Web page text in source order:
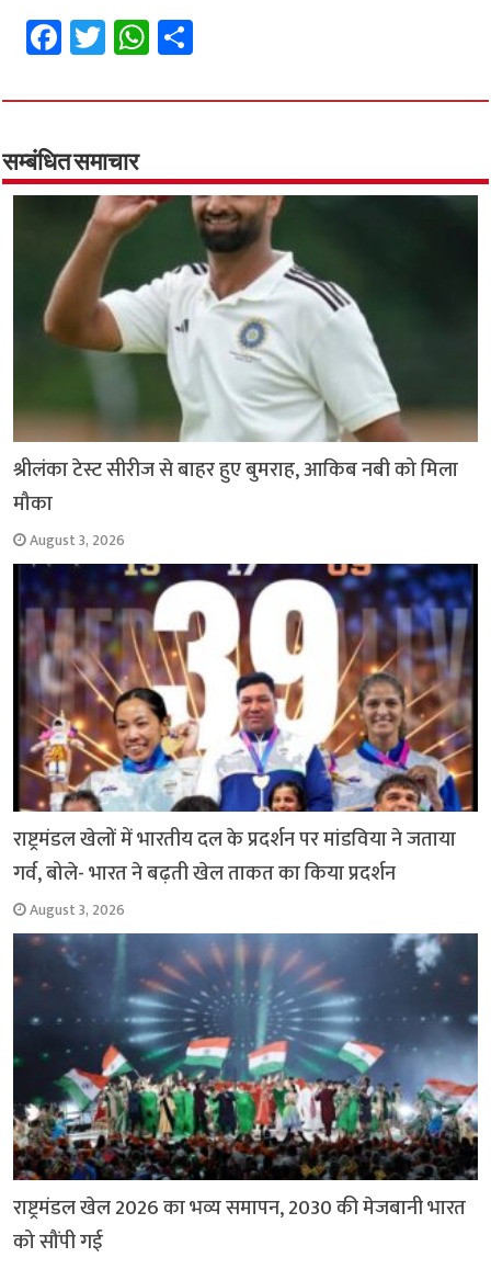
Fa
ce
b
o
o
k
T
wi
tt
er
W
h
at
p
p
ar
सम्बंधित समाचार
श्रीलंका टेस्ट सीरीज से बाहर हुए बुमराह, आकिब नबी को मिला
मौका
August 3, 2026
राष्ट्रमंडल खेलों में भारतीय दल के प्रदर्शन पर मांडविया ने जताया
गर्व, बोले- भारत ने बढ़ती खेल ताकत का किया प्रदर्शन
August 3, 2026
राष्ट्रमंडल खेल 2026 का भव्य समापन, 2030 की मेजबानी भारत
को सौंपी गई